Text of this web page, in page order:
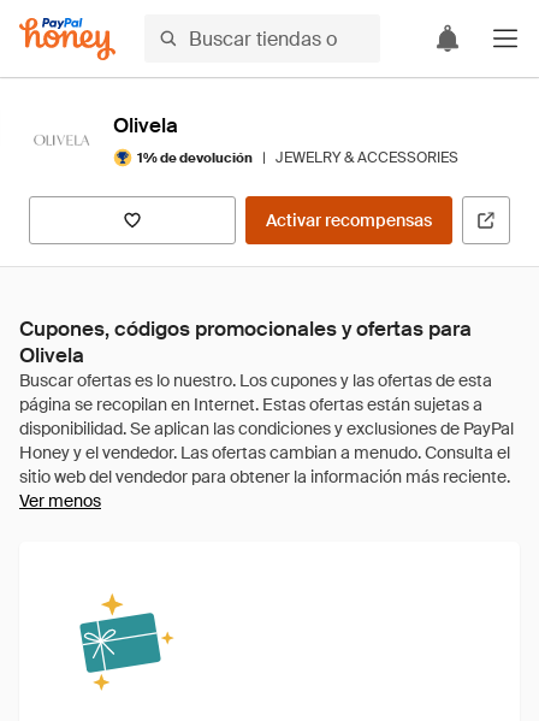
Olivela
1% de devolución | JEWELRY & ACCESSORIES
Activar recompensas
Cupones, códigos promocionales y ofertas para
Olivela
Ver menos